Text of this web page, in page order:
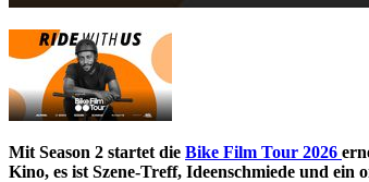
Mit Season 2 startet die Bike Film Tour 2026
Kino, es ist Szene-Treff, Ideenschmiede und